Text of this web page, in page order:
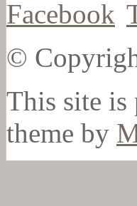
©
This site is
theme by